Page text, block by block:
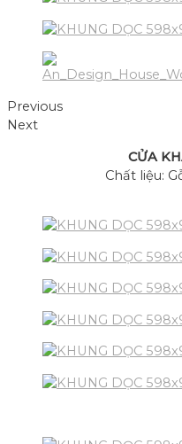
Previous
Next
CỬA
Chất liệu: